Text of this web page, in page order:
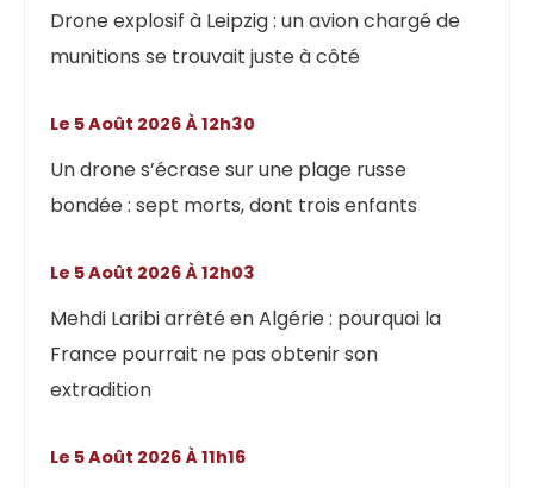
Drone explosif à Leipzig : un avion chargé de
munitions se trouvait juste à côté
Un drone s’écrase sur une plage russe
bondée : sept morts, dont trois enfants
Le 5 Août 2026 À 12h30
Mehdi Laribi arrêté en Algérie : pourquoi la
France pourrait ne pas obtenir son
extradition
Le 5 Août 2026 À 12h03
Le 5 Août 2026 À 11h16